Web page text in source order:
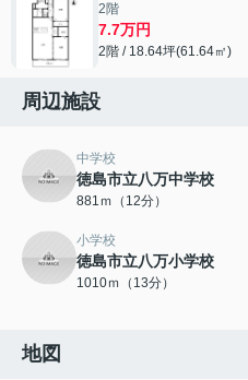
2階
7.7万円
2階 / 18.64坪(61.64㎡)
周辺施設
中学校
徳島市立八万中学校
881ｍ（12分）
小学校
徳島市立八万小学校
1010ｍ（13分）
地図